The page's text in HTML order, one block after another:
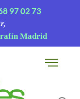
97 02 73
Madrid